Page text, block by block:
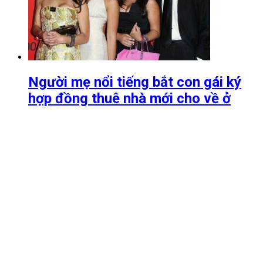
Người mẹ nổi tiếng bắt con gái ký
hợp đồng thuê nhà mới cho về ở